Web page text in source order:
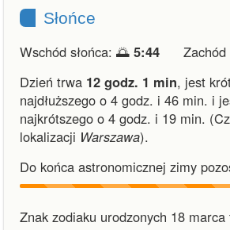
Słońce
Wschód słońca: 🌅 5:44 Zachód
Dzień trwa 12 godz. 1 min, jest
najdłuższego o 4 godz. i 46 min. i
najkrótszego o 4 godz. i 19 min.
lokalizacji Warszawa).
Do końca astronomicznej zimy
Znak zodiaku urodzonych 18 marca